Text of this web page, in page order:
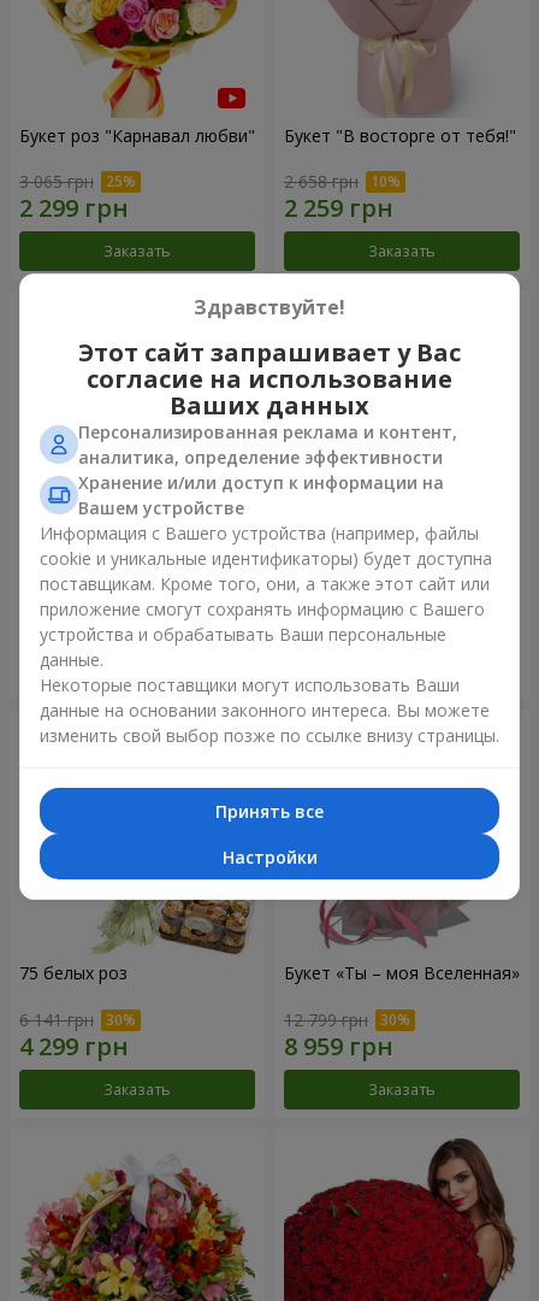
Букет роз "Карнавал любви"
3 065 грн
Заказать
Букет "В восторге от тебя!"
2 658 грн
Заказать
51 белая роза
4 398 грн
1000 роз!
104 498 грн
75 белых роз
6 141 грн
Заказать
Букет «Ты – моя Вселенная»
12 799 грн
Заказать
Здравствуйте!
Этот сайт запрашивает у Вас
согласие на использование
Ваших данных
Персонализированная реклама и контент,
аналитика, определение эффективности
Хранение и/или доступ к информации на
Вашем устройстве
Информация с Вашего устройства (например, файлы
cookie и уникальные идентификаторы) будет доступна
поставщикам. Кроме того, они, а также этот сайт или
приложение смогут сохранять информацию с Вашего
устройства и обрабатывать Ваши персональные
данные.
Некоторые поставщики могут использовать Ваши
данные на основании законного интереса. Вы можете
изменить свой выбор позже по ссылке внизу страницы.
Принять все
Настройки